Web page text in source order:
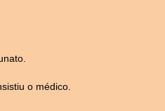
o médico.